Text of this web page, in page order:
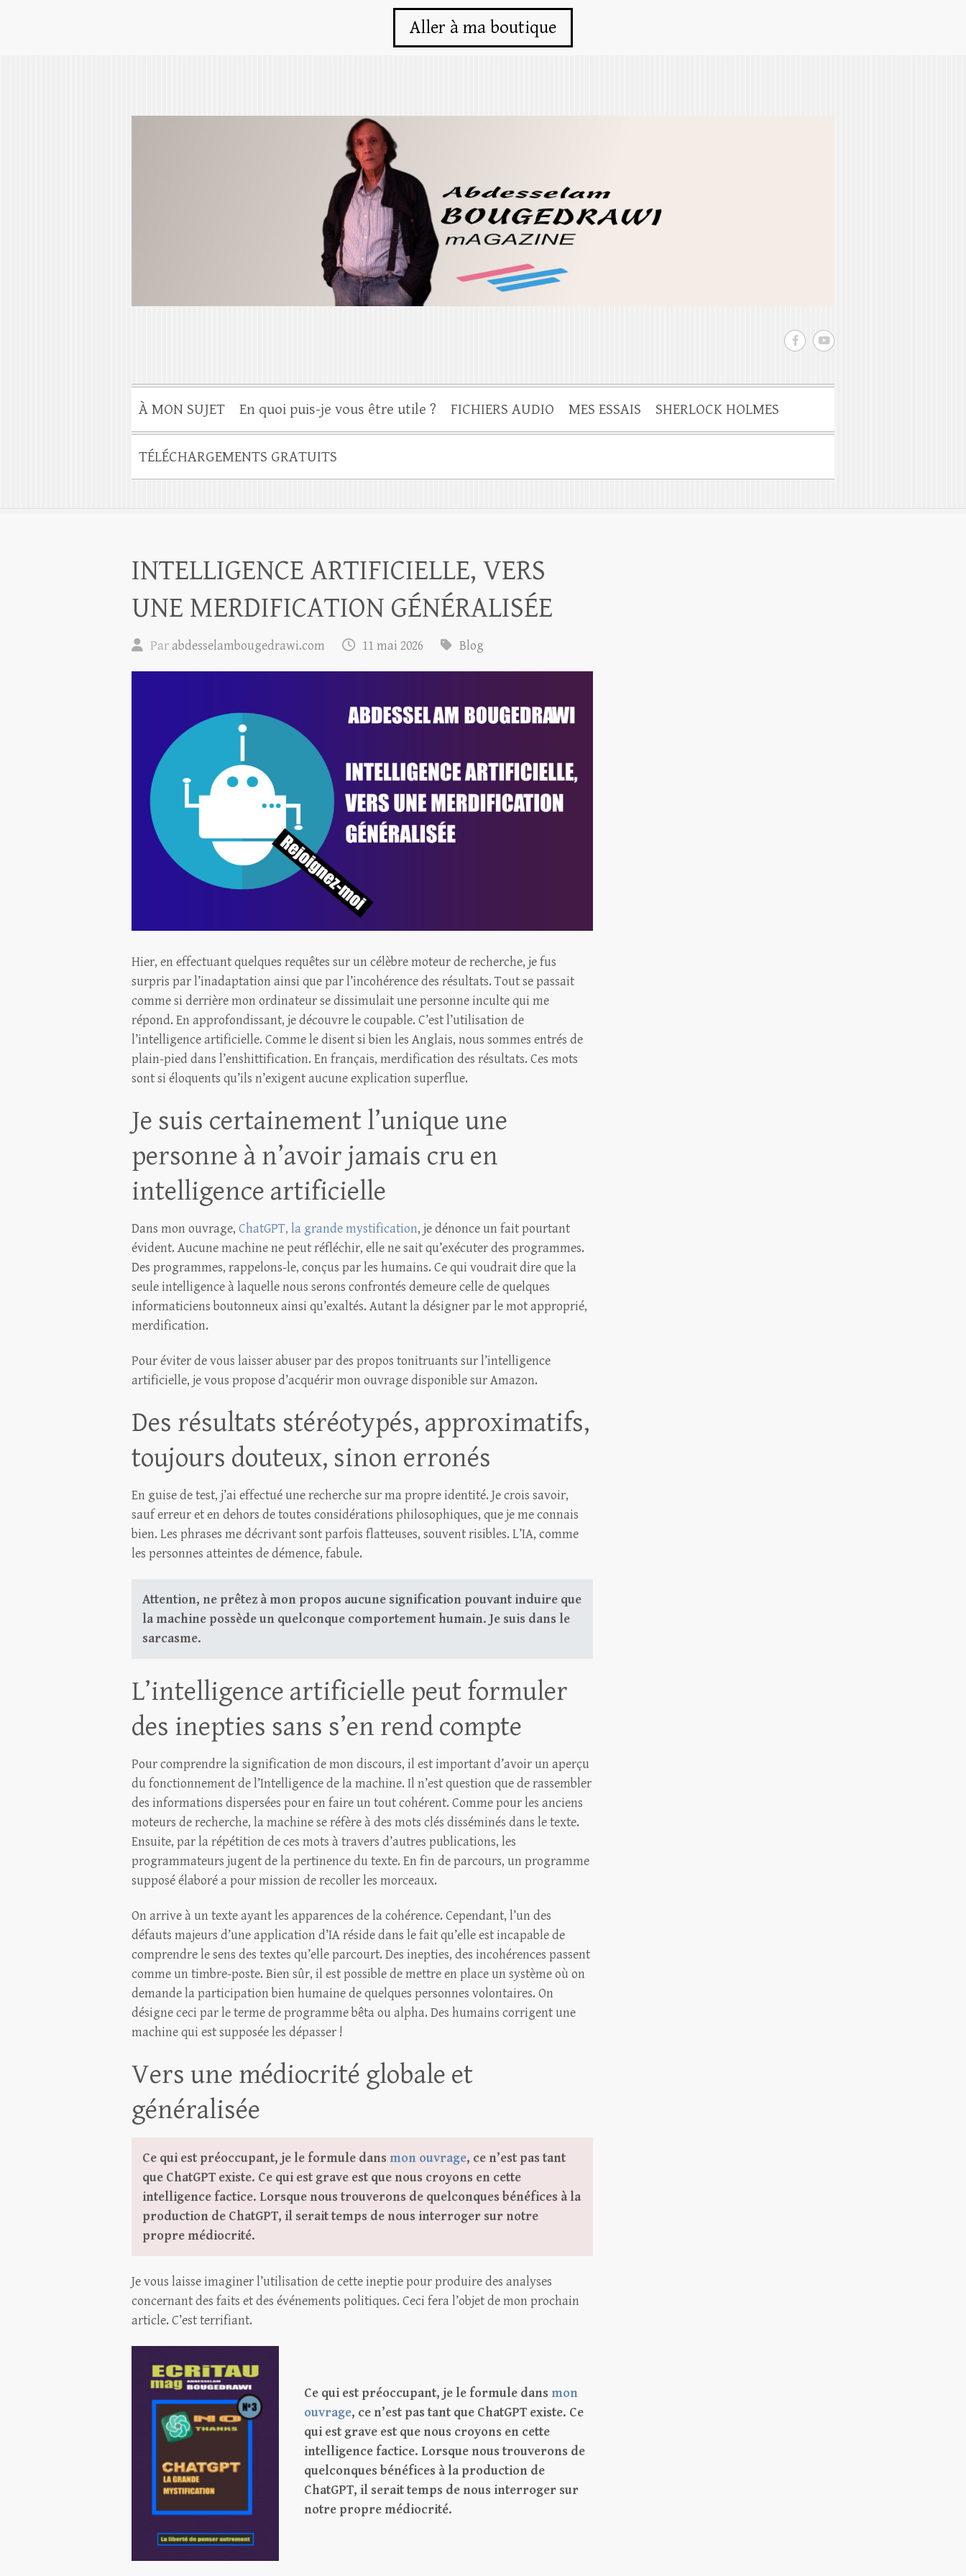
Aller à ma boutique
À MON SUJET En quoi puis-je vous être utile ? FICHIERS AUDIO MES ESSAIS SHERLOCK HOLMES
TÉLÉCHARGEMENTS GRATUITS
INTELLIGENCE ARTIFICIELLE, VERS
UNE MERDIFICATION GÉNÉRALISÉE
Par abdesselambougedrawi.com 11 mai 2026 Blog
Hier, en effectuant quelques requêtes sur un célèbre moteur de recherche, je fus
surpris par l’inadaptation ainsi que par l’incohérence des résultats. Tout se passait
comme si derrière mon ordinateur se dissimulait une personne inculte qui me
répond. En approfondissant, je découvre le coupable. C’est l’utilisation de
l’intelligence artificielle. Comme le disent si bien les Anglais, nous sommes entrés de
plain-pied dans l’enshittification. En français, merdification des résultats. Ces mots
sont si éloquents qu’ils n’exigent aucune explication superflue.
Je suis certainement l’unique une
personne à n’avoir jamais cru en
intelligence artificielle
Dans mon ouvrage, ChatGPT, la grande mystification, je dénonce un fait pourtant
évident. Aucune machine ne peut réfléchir, elle ne sait qu’exécuter des programmes.
Des programmes, rappelons-le, conçus par les humains. Ce qui voudrait dire que la
seule intelligence à laquelle nous serons confrontés demeure celle de quelques
informaticiens boutonneux ainsi qu’exaltés. Autant la désigner par le mot approprié,
merdification.
Pour éviter de vous laisser abuser par des propos tonitruants sur l’intelligence
artificielle, je vous propose d’acquérir mon ouvrage disponible sur Amazon.
Des résultats stéréotypés, approximatifs,
toujours douteux, sinon erronés
En guise de test, j’ai effectué une recherche sur ma propre identité. Je crois savoir,
sauf erreur et en dehors de toutes considérations philosophiques, que je me connais
bien. Les phrases me décrivant sont parfois flatteuses, souvent risibles. L’IA, comme
les personnes atteintes de démence, fabule.
Attention, ne prêtez à mon propos aucune signification pouvant induire que
la machine possède un quelconque comportement humain. Je suis dans le
sarcasme.
L’intelligence artificielle peut formuler
des inepties sans s’en rend compte
Pour comprendre la signification de mon discours, il est important d’avoir un aperçu
du fonctionnement de l’Intelligence de la machine. Il n’est question que de rassembler
des informations dispersées pour en faire un tout cohérent. Comme pour les anciens
moteurs de recherche, la machine se réfère à des mots clés disséminés dans le texte.
Ensuite, par la répétition de ces mots à travers d’autres publications, les
programmateurs jugent de la pertinence du texte. En fin de parcours, un programme
supposé élaboré a pour mission de recoller les morceaux.
On arrive à un texte ayant les apparences de la cohérence. Cependant, l’un des
défauts majeurs d’une application d’IA réside dans le fait qu’elle est incapable de
comprendre le sens des textes qu’elle parcourt. Des inepties, des incohérences passent
comme un timbre-poste. Bien sûr, il est possible de mettre en place un système où on
demande la participation bien humaine de quelques personnes volontaires. On
désigne ceci par le terme de programme bêta ou alpha. Des humains corrigent une
machine qui est supposée les dépasser !
Vers une médiocrité globale et
généralisée
Ce qui est préoccupant, je le formule dans mon ouvrage, ce n’est pas tant
que ChatGPT existe. Ce qui est grave est que nous croyons en cette
intelligence factice. Lorsque nous trouverons de quelconques bénéfices à la
production de ChatGPT, il serait temps de nous interroger sur notre
propre médiocrité.
Je vous laisse imaginer l’utilisation de cette ineptie pour produire des analyses
concernant des faits et des événements politiques. Ceci fera l’objet de mon prochain
article. C’est terrifiant.
Ce qui est préoccupant, je le formule dans mon
ouvrage, ce n’est pas tant que ChatGPT existe. Ce
qui est grave est que nous croyons en cette
intelligence factice. Lorsque nous trouverons de
quelconques bénéfices à la production de
ChatGPT, il serait temps de nous interroger sur
notre propre médiocrité.